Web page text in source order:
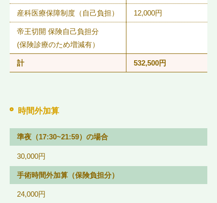
産科医療保障制度（自己負担） 12,000円
帝王切開 保険自己負担分
(保険診療のため増減有）
計 532,500円
時間外加算
準夜（17:30~21:59）の場合
30,000円
手術時間外加算（保険負担分）
24,000円